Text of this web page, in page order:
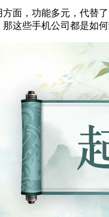
，功能多元，代替
这些手机公司都是如